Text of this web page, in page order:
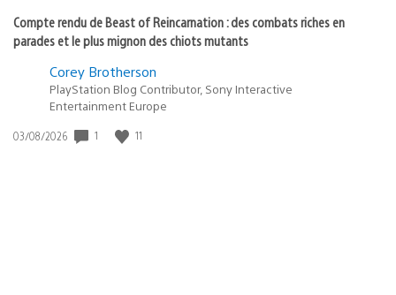
Compte rendu de Beast of Reincarnation : des combats riches en
parades et le plus mignon des chiots mutants
Corey Brotherson
PlayStation Blog Contributor, Sony Interactive
Entertainment Europe
Date
03/08/2026 1 11